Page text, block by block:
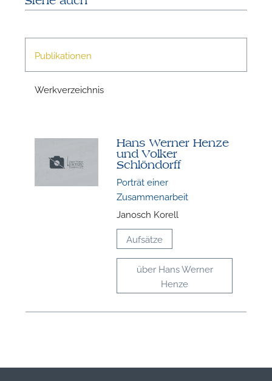
Publikationen
Werkverzeichnis
Hans Werner Henze
und Volker
Schlöndorff
Porträt einer
Zusammenarbeit
Janosch Korell
Aufsätze
über Hans Werner
Henze